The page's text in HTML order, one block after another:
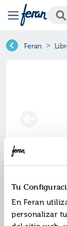
Tu
En Feran
personalizar
Feran
El
Ref. ZSM-
ISBN: